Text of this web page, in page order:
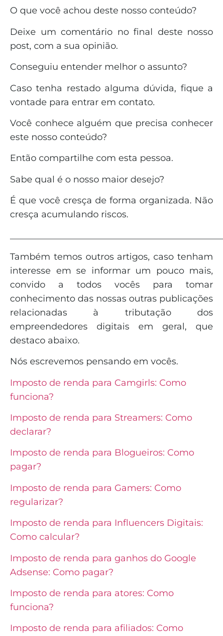
O que você achou deste nosso conteúdo?
Deixe um comentário no final deste nosso
post, com a sua opinião.
Conseguiu entender melhor o assunto?
Caso tenha restado alguma dúvida, fique a
vontade para entrar em contato.
Você conhece alguém que precisa conhecer
este nosso conteúdo?
Então compartilhe com esta pessoa.
Sabe qual é o nosso maior desejo?
É que você cresça de forma organizada. Não
cresça acumulando riscos.
Também temos outros artigos, caso tenham
interesse em se informar um pouco mais,
convido a todos vocês para tomar
conhecimento das nossas outras publicações
relacionadas à tributação dos
empreendedores digitais em geral, que
destaco abaixo.
Nós escrevemos pensando em vocês.
Imposto de renda para Camgirls: Como
funciona?
Imposto de renda para Streamers: Como
declarar?
Imposto de renda para Blogueiros: Como
pagar?
Imposto de renda para Gamers: Como
regularizar?
Imposto de renda para Influencers Digitais:
Como calcular?
Imposto de renda para ganhos do Google
Adsense: Como pagar?
Imposto de renda para atores: Como
funciona?
Imposto de renda para afiliados: Como